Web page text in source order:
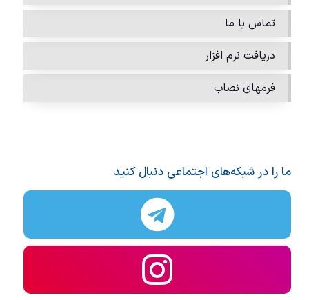
تماس با ما
دریافت نرم افزار
فرمهای نصاب
ما را در شبکه‌های اجتماعی دنبال کنید